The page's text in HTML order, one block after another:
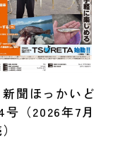
聞ほっかいど
号（2026年7月